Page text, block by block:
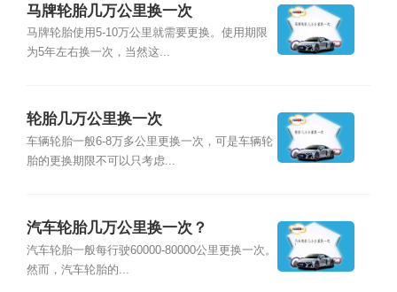
马牌轮胎几万公里换一次
马牌轮胎使用5-10万公里就需要更换。使用期限
为5年左右换一次，当然这...
轮胎几万公里换一次
车辆轮胎一般6-8万多公里更换一次，可是车辆轮
胎的更换期限不可以只考虑...
汽车轮胎几万公里换一次？
汽车轮胎一般每行驶60000-80000公里更换一次。
然而，汽车轮胎的...